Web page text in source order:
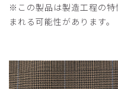
モネ様
購入確認済み
※この製品は製造工程の特
まれる可能性があります。